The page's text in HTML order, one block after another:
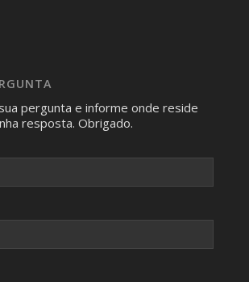
fotografada.
pergunta e informe onde reside
resposta. Obrigado.